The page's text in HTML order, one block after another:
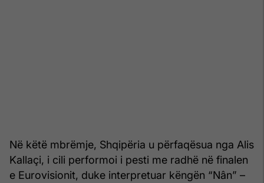
Në këtë mbrëmje, Shqipëria u përfaqësua nga Alis
Kallaçi, i cili performoi i pesti me radhë në finalen
e Eurovisionit, duke interpretuar këngën “Nân” –